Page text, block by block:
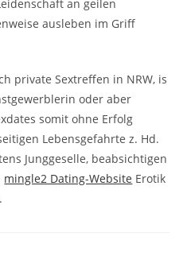
an geilen
ausleben im Griff
private Sextreffen in NRW, is
oder aber
somit ohne Erfolg
Lebensgefahrte z. Hd.
Junggeselle, beabsichtigen
mingle2 Dating-Website Erotik